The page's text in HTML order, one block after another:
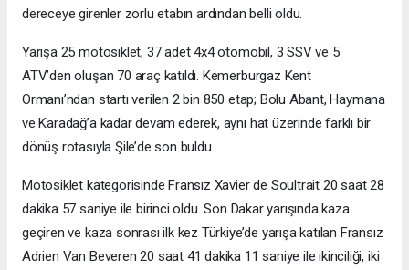
dereceye girenler zorlu etabın ardından belli oldu.
Yarışa 25 motosiklet, 37 adet 4x4 otomobil, 3 SSV ve 5
ATV’den oluşan 70 araç katıldı. Kemerburgaz Kent
Ormanı’ndan startı verilen 2 bin 850 etap; Bolu Abant, Haymana
ve Karadağ’a kadar devam ederek, aynı hat üzerinde farklı bir
dönüş rotasıyla Şile’de son buldu.
Motosiklet kategorisinde Fransız Xavier de Soultrait 20 saat 28
dakika 57 saniye ile birinci oldu. Son Dakar yarışında kaza
geçiren ve kaza sonrası ilk kez Türkiye’de yarışa katılan Fransız
Adrien Van Beveren 20 saat 41 dakika 11 saniye ile ikinciliği, iki